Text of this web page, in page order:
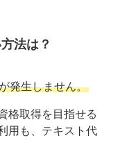
法は？
発生しません。
格取得を目指せる
用も、テキスト代